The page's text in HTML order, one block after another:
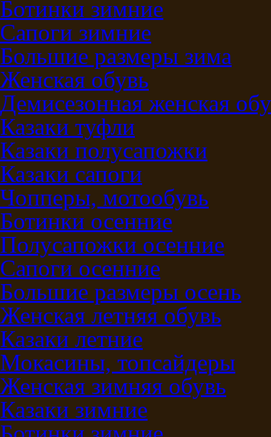
Ботинки зимние
Сапоги зимние
Большие размеры зима
Женская обувь
Демисезонная женская
Казаки туфли
Казаки полусапожки
Казаки сапоги
Чопперы, мотообувь
Ботинки осенние
Полусапожки осенние
Сапоги осенние
Большие размеры осень
Женская летняя обувь
Казаки летние
Мокасины, топсайдеры
Женская зимняя обувь
Казаки зимние